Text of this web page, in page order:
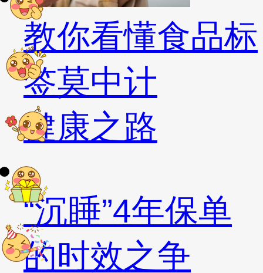
教你看懂食品标
签莫中计
健康之路
“沉睡”4年保单
的时效之争